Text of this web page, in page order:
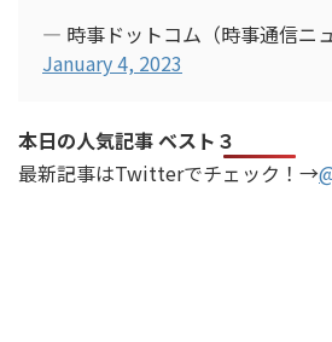
— 時事ドットコム（時事通信ニ
January 4, 2023
本日の人気記事 ベスト３
最新記事はTwitterでチェック！→